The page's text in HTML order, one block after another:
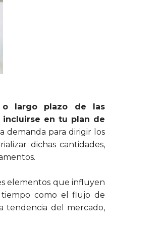
o largo plazo de las
incluirse en tu plan de
demanda para dirigir los
dichas cantidades,
elementos que influyen
como el flujo de
tendencia del mercado,